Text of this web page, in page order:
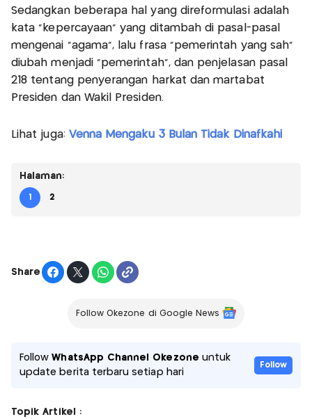
Sedangkan beberapa hal yang direformulasi adalah
kata “kepercayaan” yang ditambah di pasal-pasal
mengenai “agama”, lalu frasa “pemerintah yang sah”
diubah menjadi “pemerintah”, dan penjelasan pasal
218 tentang penyerangan harkat dan martabat
Presiden dan Wakil Presiden.
Lihat juga: Venna Mengaku 3 Bulan Tidak Dinafkahi
Halaman:
1 2
Share
Follow Okezone di Google News
FollowWhatsApp Channel Okezone untuk
update berita terbaru setiap hari
Follow
Topik Artikel :